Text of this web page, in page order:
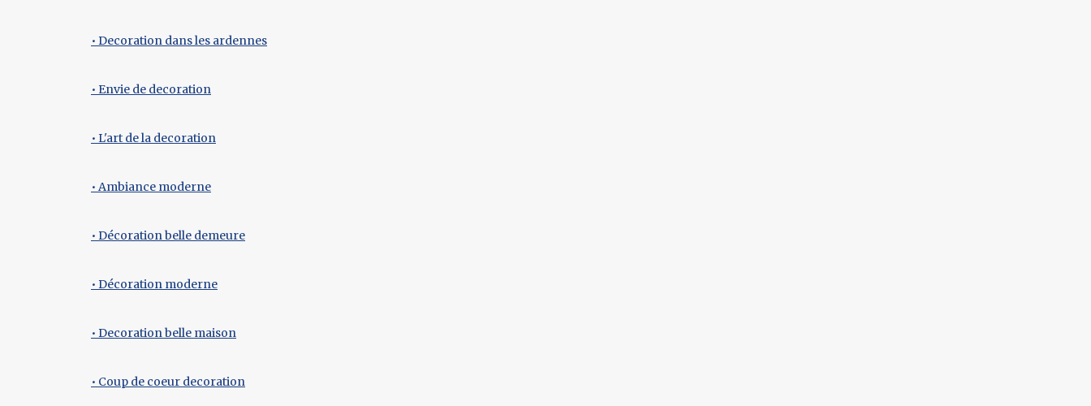
• Decoration dans les ardennes
• Envie de decoration
• L'art de la decoration
• Ambiance moderne
• Décoration belle demeure
• Décoration moderne
• Decoration belle maison
• Coup de coeur decoration